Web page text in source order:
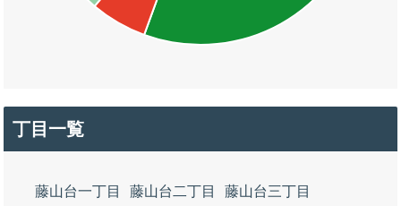
丁目一覧
藤山台一丁目 藤山台二丁目 藤山台三丁目